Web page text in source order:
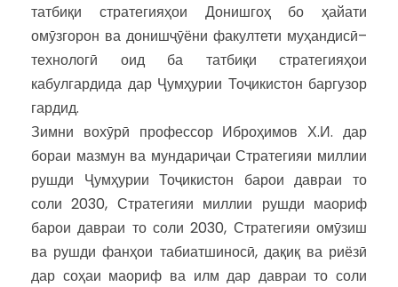
татбиқи стратегияҳои Донишгоҳ бо ҳайати
омӯзгорон ва донишҷӯёни факултети муҳандисӣ–
технологӣ оид ба татбиқи стратегияҳои
кабулгардида дар Ҷумҳурии Тоҷикистон баргузор
гардид.
Зимни вохӯрӣ профессор Иброҳимов Х.И. дар
бораи мазмун ва мундариҷаи Стратегияи миллии
рушди Ҷумҳурии Тоҷикистон барои давраи то
соли 2030, Стратегияи миллии рушди маориф
барои давраи то соли 2030, Стратегияи омӯзиш
ва рушди фанҳои табиатшиносӣ, дақиқ ва риёзӣ
дар соҳаи маориф ва илм дар давраи то соли